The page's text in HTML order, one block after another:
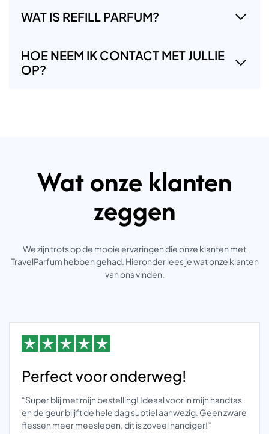
WAT IS REFILL PARFUM?
HOE NEEM IK CONTACT MET JULLIE
OP?
Wat onze klanten
zeggen
We zijn trots op de mooie ervaringen die onze klanten met
TravelParfum hebben gehad. Hieronder lees je wat onze klanten
van ons vinden.
Perfect voor onderweg!
“Super blij met mijn bestelling! Ideaal voor in mijn handtas
en de geur blijft de hele dag subtiel aanwezig. Geen zware
flessen meer meeslepen, dit is zoveel handiger!”